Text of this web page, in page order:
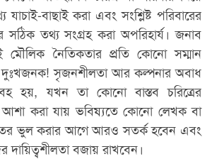
বাছাই করা এবং সংশ্লিষ্ট পরিবারের
সঠিক তথ্য সংগ্রহ করা অপরিহার্য। জনাব
মৌলিক নৈতিকতার প্রতি কোনো সম্মান
দুঃখজনক! সৃজনশীলতা আর কল্পনার অবাধ
হয়, যখন তা কোনো বাস্তব চরিত্রের
আশা করা যায় ভবিষ্যতে কোনো লেখক বা
ভুল করার আগে আরও সতর্ক হবেন এবং
দায়িত্বশীলতা বজায় রাখবেন।